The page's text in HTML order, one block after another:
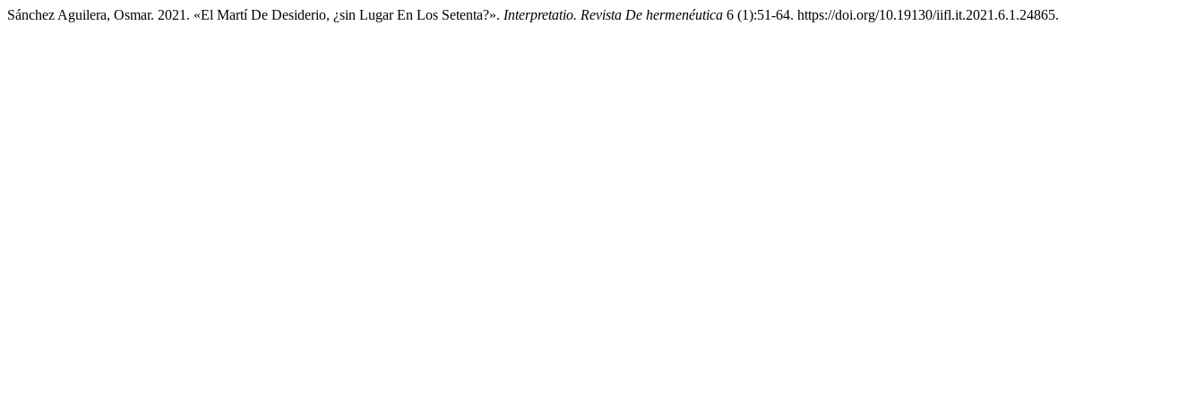
Sánchez Aguilera, Osmar. 2021. «El Martí De Desiderio, ¿sin Lugar En Los Setenta?». Interpretatio. Revista De hermenéutica 6 (1):51-64. https://doi.org/10.19130/iifl.it.2021.6.1.24865.